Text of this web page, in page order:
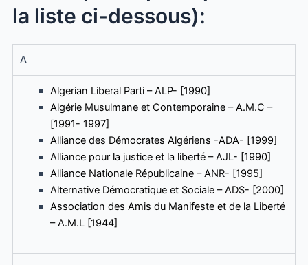
la liste ci-dessous):
A
Algerian Liberal Parti – ALP- [1990]
Algérie Musulmane et Contemporaine – A.M.C –
[1991- 1997]
Alliance des Démocrates Algériens -ADA- [1999]
Alliance pour la justice et la liberté – AJL- [1990]
Alliance Nationale Républicaine – ANR- [1995]
Alternative Démocratique et Sociale – ADS- [2000]
Association des Amis du Manifeste et de la Liberté
– A.M.L [1944]